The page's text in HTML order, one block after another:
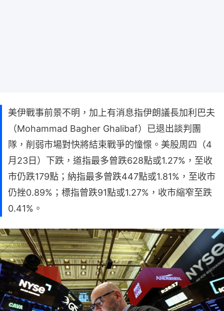
美伊戰事前景不明，加上有消息指伊朗議長加利巴夫
（Mohammad ⁠Bagher Ghalibaf）已退出談判團
隊，削弱市場對快將結束戰爭的憧憬。美股周四（4
月23日）下跌，道指最多曾跌628點或1.27%，至收
市仍跌179點；納指最多曾跌447點或1.81%，至收市
仍挫0.89%；標指曾跌91點或1.27%，收市縮窄至跌
0.41%。